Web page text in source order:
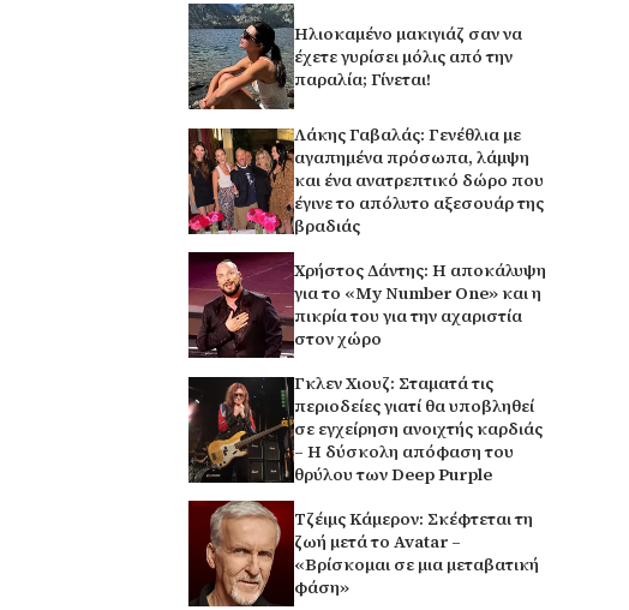
Ηλιοκαμένο μακιγιάζ σαν να
έχετε γυρίσει μόλις από την
παραλία; Γίνεται!
Λάκης Γαβαλάς: Γενέθλια με
αγαπημένα πρόσωπα, λάμψη
και ένα ανατρεπτικό δώρο που
έγινε το απόλυτο αξεσουάρ της
βραδιάς
Χρήστος Δάντης: Η αποκάλυψη
για το «My Number One» και η
πικρία του για την αχαριστία
στον χώρο
Γκλεν Χιουζ: Σταματά τις
περιοδείες γιατί θα υποβληθεί
σε εγχείρηση ανοιχτής καρδιάς
– Η δύσκολη απόφαση του
θρύλου των Deep Purple
Τζέιμς Κάμερον: Σκέφτεται τη
ζωή μετά το Avatar –
«Βρίσκομαι σε μια μεταβατική
φάση»